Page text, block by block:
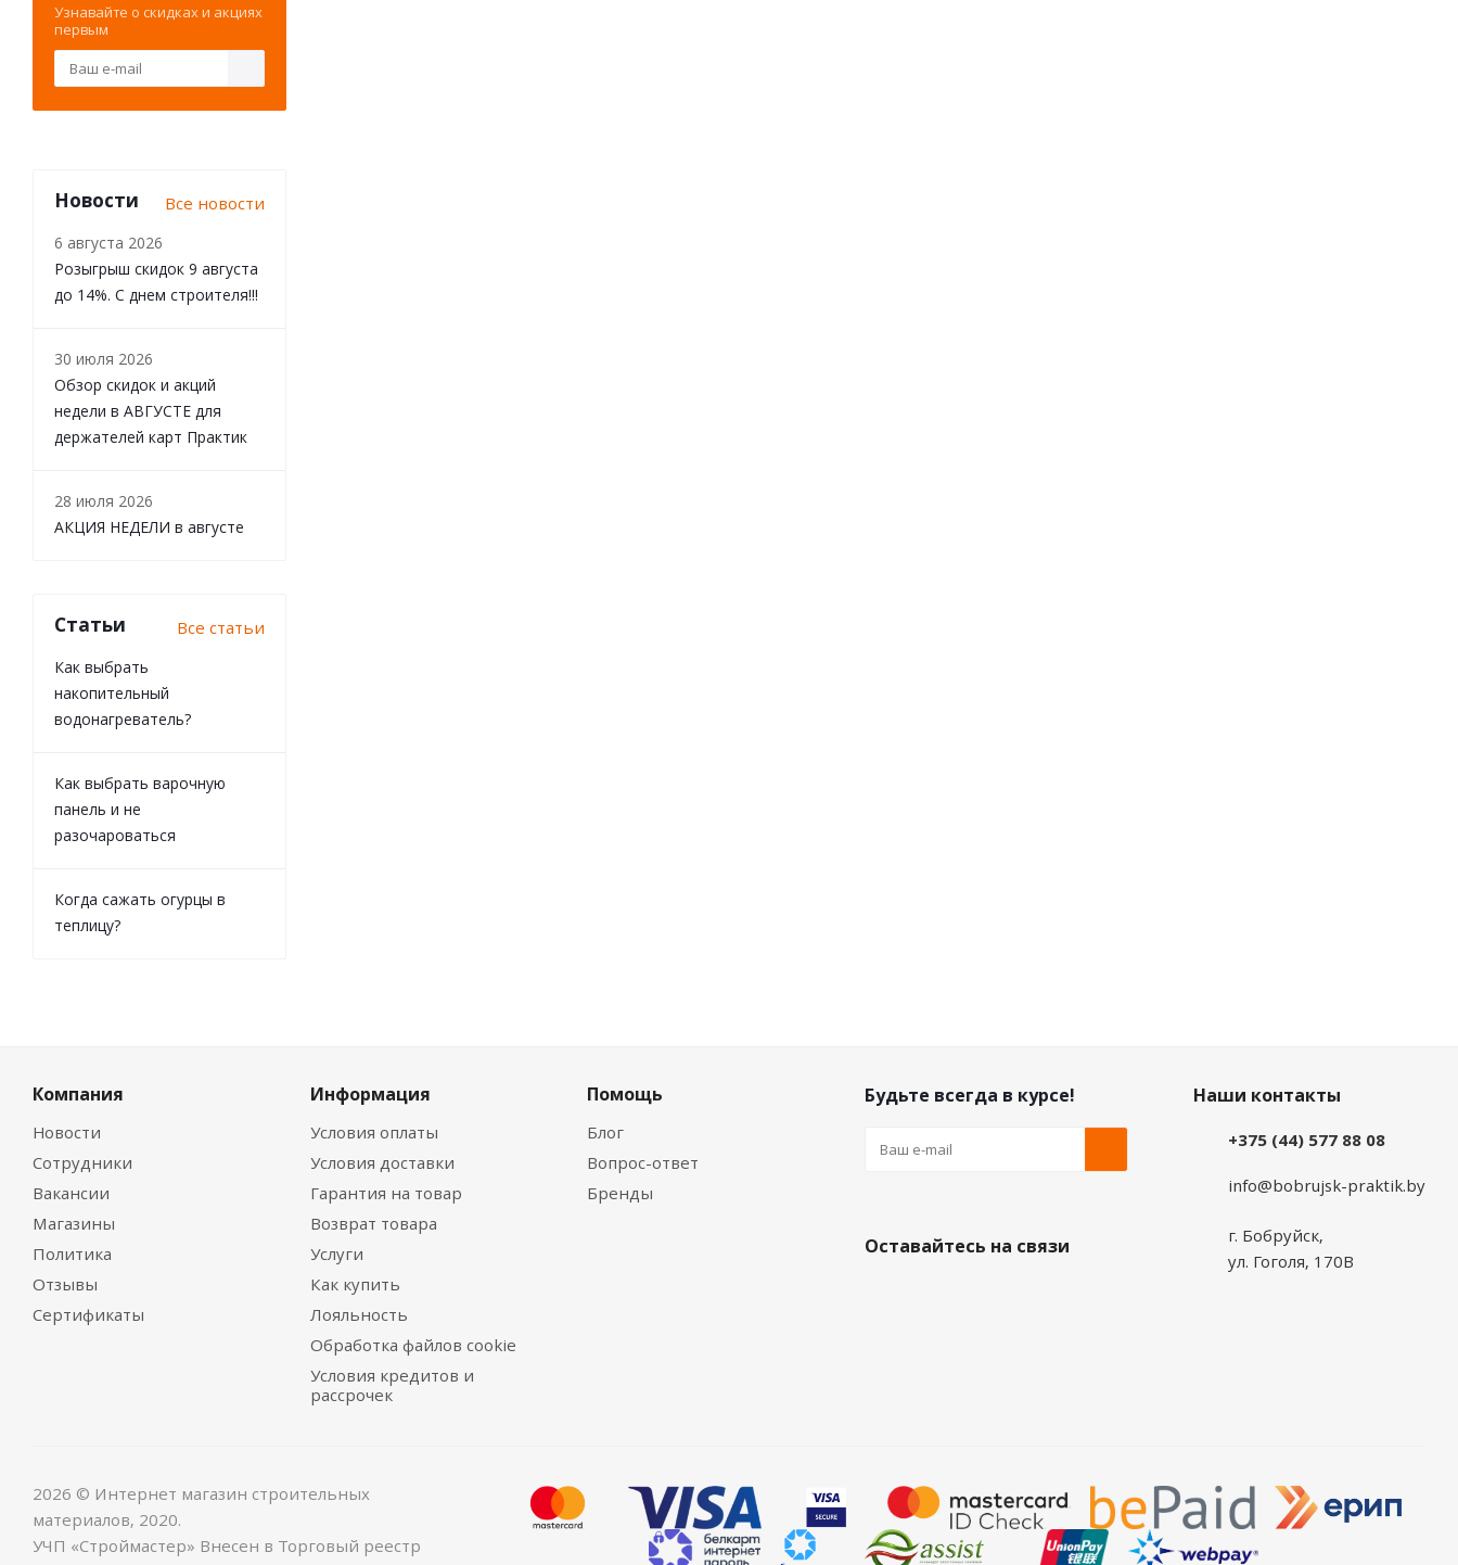
Узнавайте о скидках и акциях
первым
Новости Все новости
6 августа 2026
Розыгрыш скидок 9 августа
до 14%. С днем строителя!!!
30 июля 2026
Обзор скидок и акций
недели в АВГУСТЕ для
держателей карт Практик
28 июля 2026
АКЦИЯ НЕДЕЛИ в августе
Статьи Все статьи
Как выбрать
накопительный
водонагреватель?
Как выбрать варочную
панель и не
разочароваться
Когда сажать огурцы в
теплицу?
Компания
Новости
Сотрудники
Вакансии
Магазины
Политика
Отзывы
Сертификаты
Информация
Условия оплаты
Условия доставки
Гарантия на товар
Возврат товара
Услуги
Как купить
Лояльность
Обработка файлов cookie
Условия кредитов и
рассрочек
Помощь
Блог
Вопрос-ответ
Бренды
Будьте всегда в курсе!
Оставайтесь на связи
Наши контакты
+375 (44) 577 88 08
info@bobrujsk-praktik.by
г. Бобруйск,
ул. Гоголя, 170В
2026 © Интернет магазин строительных
материалов, 2020.
УЧП «Строймастер» Внесен в Торговый реестр